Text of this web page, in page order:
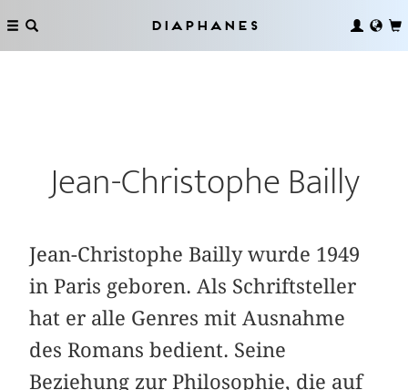
Diaphanes
Jean-Christophe Bailly
Jean-Christophe Bailly wurde 1949
in Paris geboren. Als Schriftsteller
hat er alle Genres mit Ausnahme
des Romans bedient. Seine
Beziehung zur Philosophie, die auf